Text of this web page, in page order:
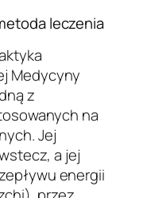
leczenia
Medycyny
z
na
Jej
a jej
energii